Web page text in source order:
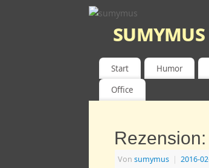
sumymus
Start Humor
Office
Von sumymus | 2016-